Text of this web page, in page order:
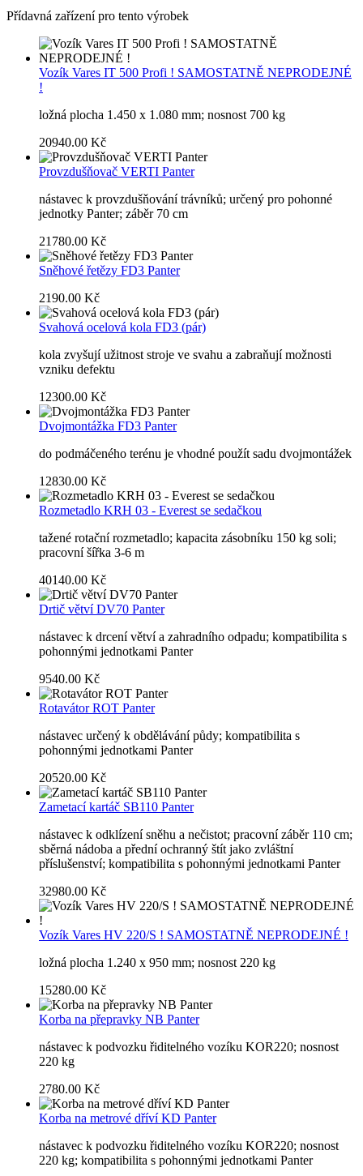
Přídavná zařízení pro tento výrobek
Vozík Vares IT 500 Profi ! SAMOSTATNĚ NEPRODEJNÉ
!
ložná plocha 1.450 x 1.080 mm; nosnost 700 kg
20940.00 Kč
Provzdušňovač VERTI Panter
nástavec k provzdušňování trávníků; určený pro pohonné
jednotky Panter; záběr 70 cm
21780.00 Kč
Sněhové řetězy FD3 Panter
2190.00 Kč
Svahová ocelová kola FD3 (pár)
kola zvyšují užitnost stroje ve svahu a zabraňují možnosti
vzniku defektu
12300.00 Kč
Dvojmontážka FD3 Panter
do podmáčeného terénu je vhodné použít sadu dvojmontážek
12830.00 Kč
Rozmetadlo KRH 03 - Everest se sedačkou
tažené rotační rozmetadlo; kapacita zásobníku 150 kg soli;
pracovní šířka 3-6 m
40140.00 Kč
Drtič větví DV70 Panter
nástavec k drcení větví a zahradního odpadu; kompatibilita s
pohonnými jednotkami Panter
9540.00 Kč
Rotavátor ROT Panter
nástavec určený k obdělávání půdy; kompatibilita s
pohonnými jednotkami Panter
20520.00 Kč
Zametací kartáč SB110 Panter
nástavec k odklízení sněhu a nečistot; pracovní záběr 110 cm;
sběrná nádoba a přední ochranný štít jako zvláštní
příslušenství; kompatibilita s pohonnými jednotkami Panter
32980.00 Kč
Vozík Vares HV 220/S ! SAMOSTATNĚ NEPRODEJNÉ !
ložná plocha 1.240 x 950 mm; nosnost 220 kg
15280.00 Kč
Korba na přepravky NB Panter
nástavec k podvozku řiditelného vozíku KOR220; nosnost
220 kg
2780.00 Kč
Korba na metrové dříví KD Panter
nástavec k podvozku řiditelného vozíku KOR220; nosnost
220 kg; kompatibilita s pohonnými jednotkami Panter